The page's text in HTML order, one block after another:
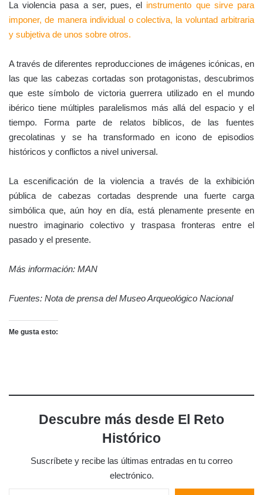
La violencia pasa a ser, pues, el instrumento que sirve para
imponer, de manera individual o colectiva, la voluntad arbitraria
y subjetiva de unos sobre otros.
A través de diferentes reproducciones de imágenes icónicas, en
las que las cabezas cortadas son protagonistas, descubrimos
que este símbolo de victoria guerrera utilizado en el mundo
ibérico tiene múltiples paralelismos más allá del espacio y el
tiempo. Forma parte de relatos bíblicos, de las fuentes
grecolatinas y se ha transformado en icono de episodios
históricos y conflictos a nivel universal.
La escenificación de la violencia a través de la exhibición
pública de cabezas cortadas desprende una fuerte carga
simbólica que, aún hoy en día, está plenamente presente en
nuestro imaginario colectivo y traspasa fronteras entre el
pasado y el presente.
Más información: MAN
Fuentes: Nota de prensa del Museo Arqueológico Nacional
Me gusta esto:
Descubre más desde El Reto
Histórico
Suscríbete y recibe las últimas entradas en tu correo
electrónico.
Escribe tu correo electrónico…